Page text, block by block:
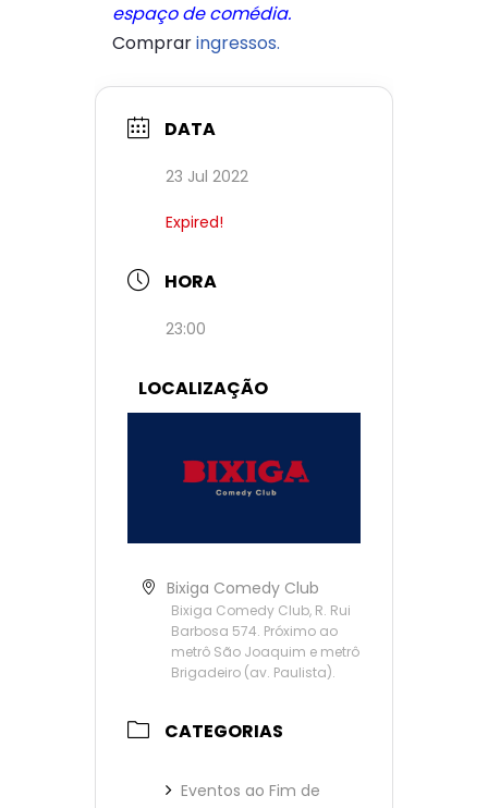
espaço de comédia.
Compraringressos.
DATA
23 Jul 2022
Expired!
HORA
23:00
LOCALIZAÇÃO
Bixiga Comedy Club
Bixiga Comedy Club, R. Rui
Barbosa 574. Próximo ao
metrô São Joaquim e metrô
Brigadeiro (av. Paulista).
CATEGORIAS
Eventos ao Fim de